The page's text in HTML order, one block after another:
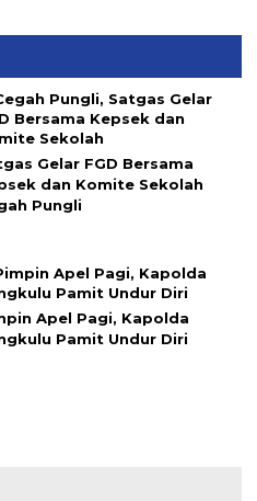
Gelar FGD Bersama
dan Komite Sekolah
Pungli
Apel Pagi, Kapolda
Pamit Undur Diri